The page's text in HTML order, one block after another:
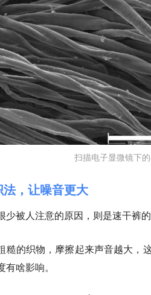
扫描电子显微镜下
，让噪音更大
少被人注意的原因，则是速干裤的
糙的织物，摩擦起来声音越大，
有啥影响。